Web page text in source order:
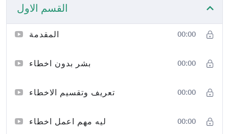
القسم الاول
المقدمة 00:00
بشر بدون اخطاء 00:00
تعريف وتقسيم الاخطاء 00:00
ليه مهم اعمل اخطاء 00:00